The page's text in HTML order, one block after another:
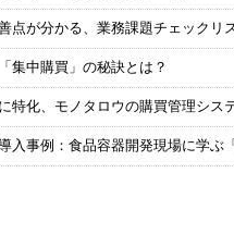
点が分かる、業務課題チェックリ
集中購買」の秘訣とは？
特化、モノタロウの購買管理シス
入事例：食品容器開発現場に学ぶ